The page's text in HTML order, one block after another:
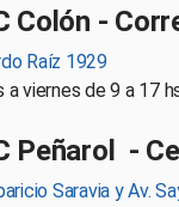
Colón -
Raíz 1929
a viernes de 9 a 17
Peñarol -
Saravia y Av.